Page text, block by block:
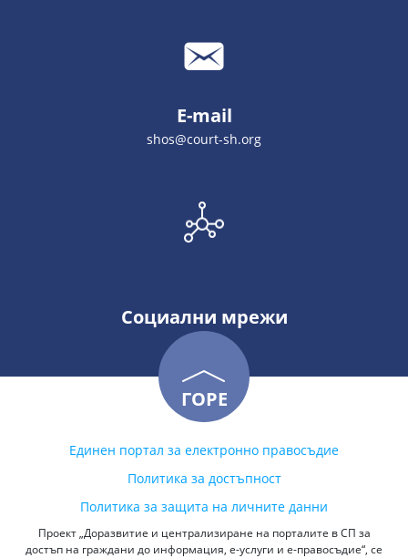
E-mail
shos@court-sh.org
Социални мрежи
ГОРЕ
Единен портал за електронно правосъдие
Политика за достъпност
Политика за защита на личните данни
Проект „Доразвитие и централизиране на порталите в СП за
достъп на граждани до информация, е-услуги и е-правосъдие“, се